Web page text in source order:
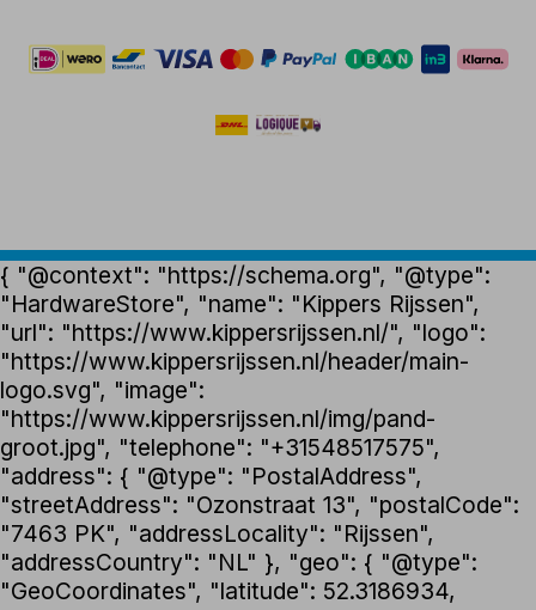
{ "@context": "https://schema.org", "@type":
"HardwareStore", "name": "Kippers Rijssen",
"url": "https://www.kippersrijssen.nl/", "logo":
"https://www.kippersrijssen.nl/header/main-
logo.svg", "image":
"https://www.kippersrijssen.nl/img/pand-
groot.jpg", "telephone": "+31548517575",
"address": { "@type": "PostalAddress",
"streetAddress": "Ozonstraat 13", "postalCode":
"7463 PK", "addressLocality": "Rijssen",
"addressCountry": "NL" }, "geo": { "@type":
"GeoCoordinates", "latitude": 52.3186934,